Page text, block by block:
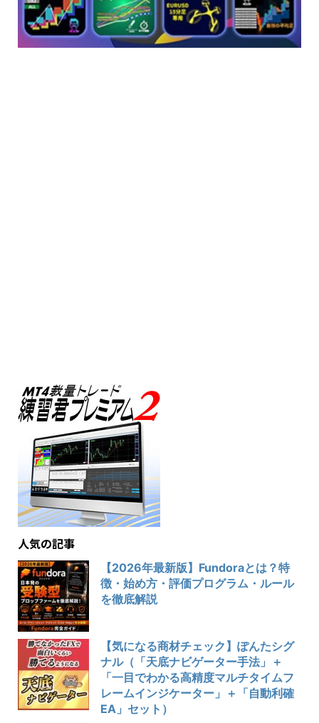
人気の記事
【2026年最新版】Fundoraとは？特
徴・始め方・評価プログラム・ルール
を徹底解説
【気になる商材チェック】ぽんたシグ
ナル（「天底ナビゲーター手法」＋
「一目でわかる高精度マルチタイムフ
レームインジケーター」＋「自動利確
EA」セット）